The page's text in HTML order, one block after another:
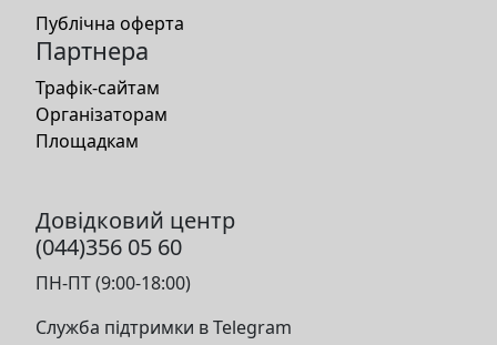
Публічна оферта
Партнера
Трафік-сайтам
Організаторам
Площадкам
Довідковий центр
(044)356 05 60
ПН-ПТ (9:00-18:00)
Служба підтримки в Telegram